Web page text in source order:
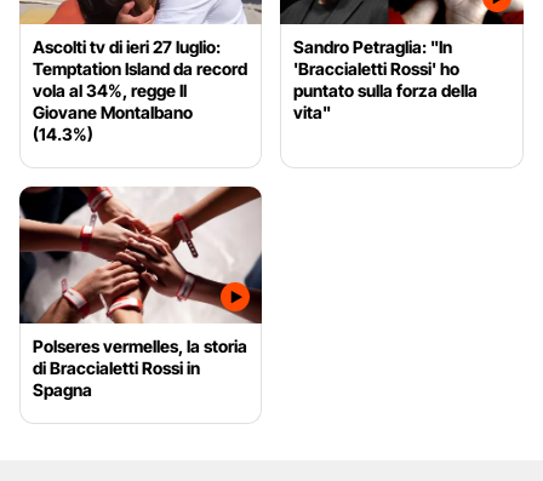
Ascolti tv di ieri 27 luglio:
Temptation Island da record
vola al 34%, regge Il
Giovane Montalbano
(14.3%)
Sandro Petraglia: "In
'Braccialetti Rossi' ho
puntato sulla forza della
vita"
Polseres vermelles, la storia
di Braccialetti Rossi in
Spagna